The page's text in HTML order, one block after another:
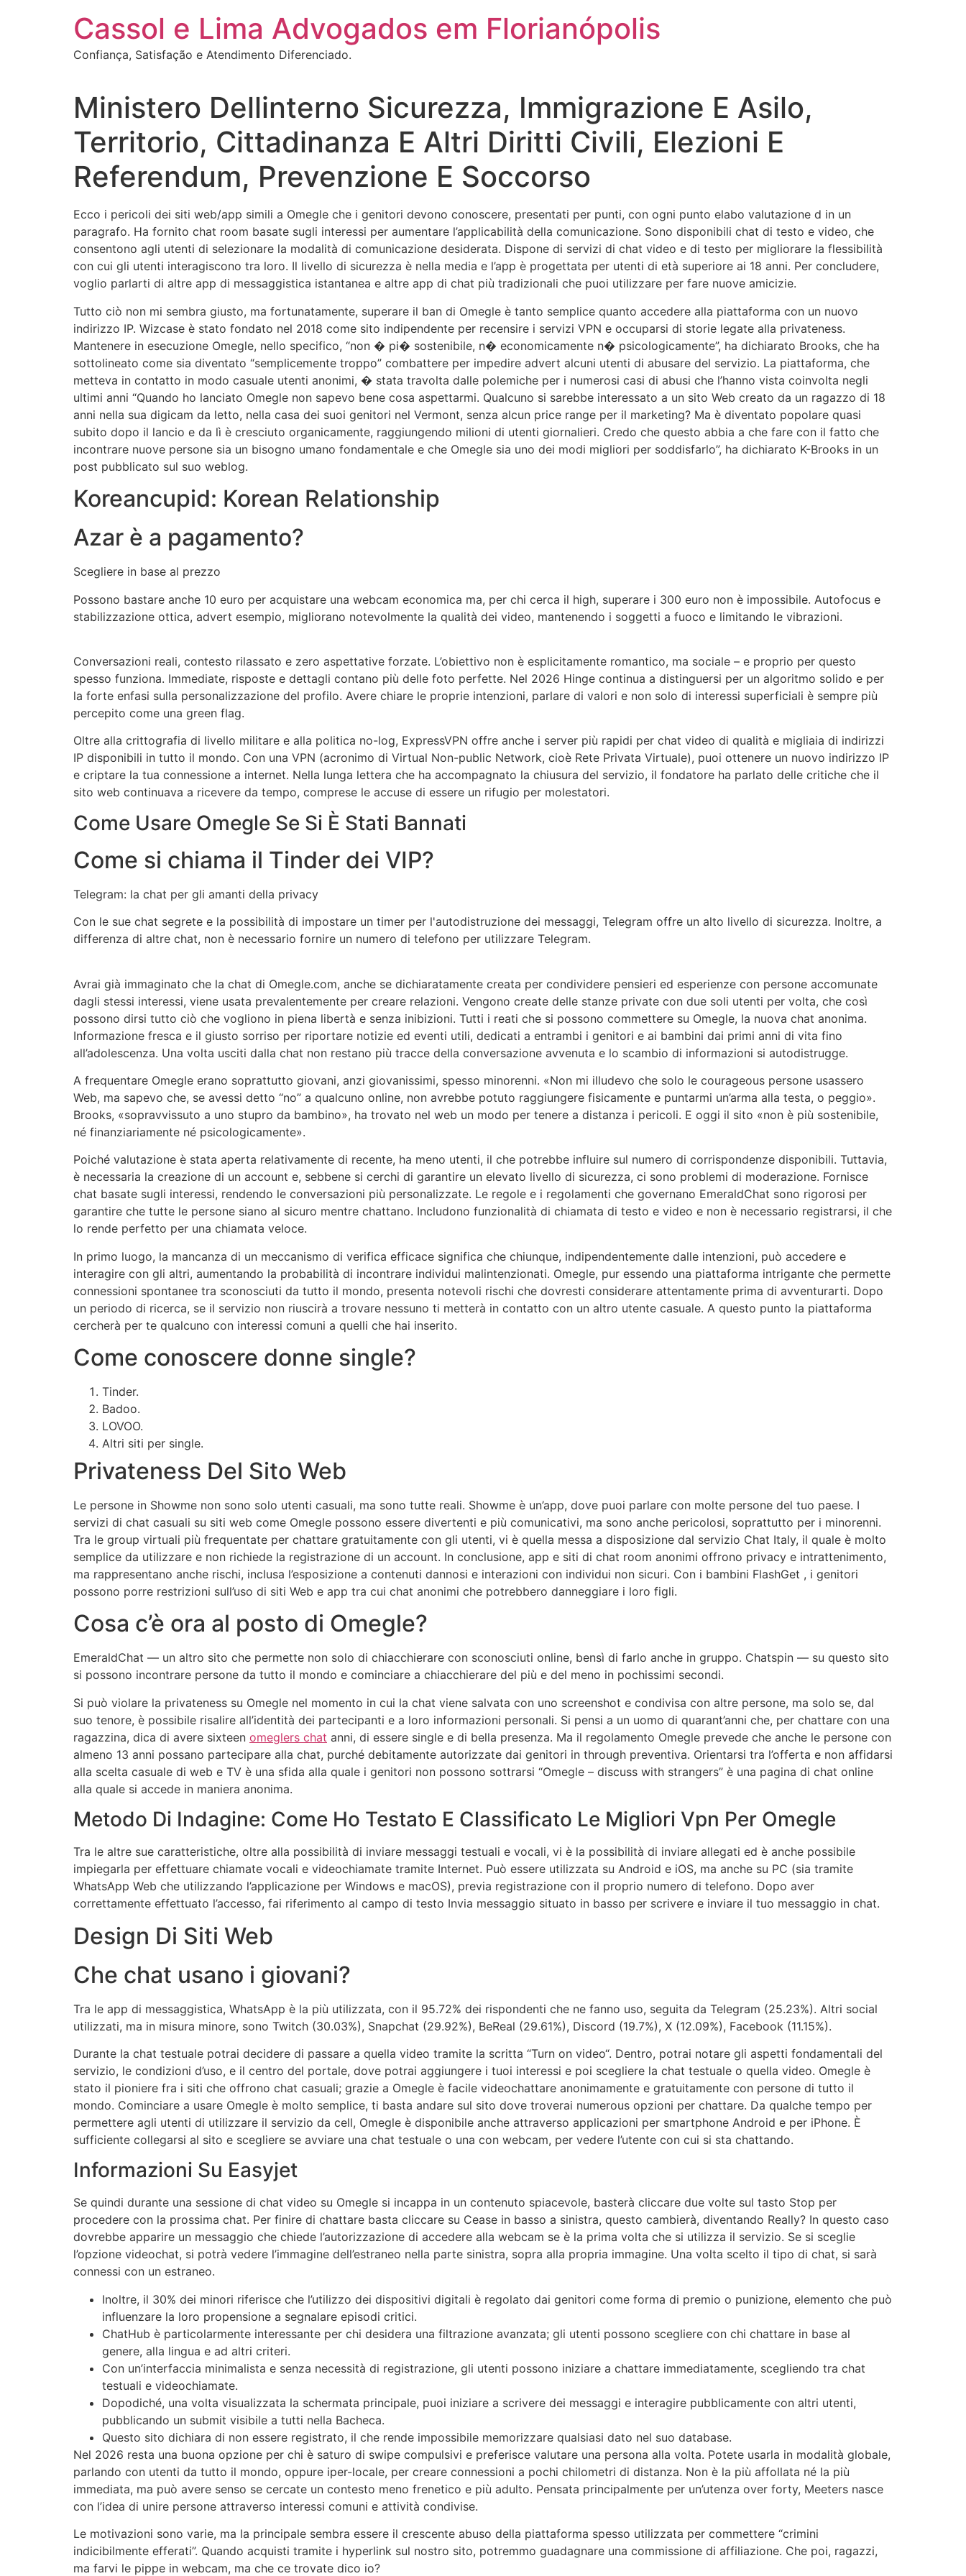
Cassol e Lima Advogados em Florianópolis
Confiança, Satisfação e Atendimento Diferenciado.
Ministero Dellinterno Sicurezza, Immigrazione E Asilo,
Territorio, Cittadinanza E Altri Diritti Civili, Elezioni E
Referendum, Prevenzione E Soccorso
Ecco i pericoli dei siti web/app simili a Omegle che i genitori devono conoscere, presentati per punti, con ogni punto elabo valutazione d in un
paragrafo. Ha fornito chat room basate sugli interessi per aumentare l’applicabilità della comunicazione. Sono disponibili chat di testo e video, che
consentono agli utenti di selezionare la modalità di comunicazione desiderata. Dispone di servizi di chat video e di testo per migliorare la flessibilità
con cui gli utenti interagiscono tra loro. Il livello di sicurezza è nella media e l’app è progettata per utenti di età superiore ai 18 anni. Per concludere,
voglio parlarti di altre app di messaggistica istantanea e altre app di chat più tradizionali che puoi utilizzare per fare nuove amicizie.
Tutto ciò non mi sembra giusto, ma fortunatamente, superare il ban di Omegle è tanto semplice quanto accedere alla piattaforma con un nuovo
indirizzo IP. Wizcase è stato fondato nel 2018 come sito indipendente per recensire i servizi VPN e occuparsi di storie legate alla privateness.
Mantenere in esecuzione Omegle, nello specifico, “non � pi� sostenibile, n� economicamente n� psicologicamente”, ha dichiarato Brooks, che ha
sottolineato come sia diventato “semplicemente troppo” combattere per impedire advert alcuni utenti di abusare del servizio. La piattaforma, che
metteva in contatto in modo casuale utenti anonimi, � stata travolta dalle polemiche per i numerosi casi di abusi che l’hanno vista coinvolta negli
ultimi anni “Quando ho lanciato Omegle non sapevo bene cosa aspettarmi. Qualcuno si sarebbe interessato a un sito Web creato da un ragazzo di 18
anni nella sua digicam da letto, nella casa dei suoi genitori nel Vermont, senza alcun price range per il marketing? Ma è diventato popolare quasi
subito dopo il lancio e da lì è cresciuto organicamente, raggiungendo milioni di utenti giornalieri. Credo che questo abbia a che fare con il fatto che
incontrare nuove persone sia un bisogno umano fondamentale e che Omegle sia uno dei modi migliori per soddisfarlo”, ha dichiarato K-Brooks in un
post pubblicato sul suo weblog.
Koreancupid: Korean Relationship
Azar è a pagamento?
Scegliere in base al prezzo
Possono bastare anche 10 euro per acquistare una webcam economica ma, per chi cerca il high, superare i 300 euro non è impossibile. Autofocus e
stabilizzazione ottica, advert esempio, migliorano notevolmente la qualità dei video, mantenendo i soggetti a fuoco e limitando le vibrazioni.
Conversazioni reali, contesto rilassato e zero aspettative forzate. L’obiettivo non è esplicitamente romantico, ma sociale – e proprio per questo
spesso funziona. Immediate, risposte e dettagli contano più delle foto perfette. Nel 2026 Hinge continua a distinguersi per un algoritmo solido e per
la forte enfasi sulla personalizzazione del profilo. Avere chiare le proprie intenzioni, parlare di valori e non solo di interessi superficiali è sempre più
percepito come una green flag.
Oltre alla crittografia di livello militare e alla politica no-log, ExpressVPN offre anche i server più rapidi per chat video di qualità e migliaia di indirizzi
IP disponibili in tutto il mondo. Con una VPN (acronimo di Virtual Non-public Network, cioè Rete Privata Virtuale), puoi ottenere un nuovo indirizzo IP
e criptare la tua connessione a internet. Nella lunga lettera che ha accompagnato la chiusura del servizio, il fondatore ha parlato delle critiche che il
sito web continuava a ricevere da tempo, comprese le accuse di essere un rifugio per molestatori.
Come Usare Omegle Se Si È Stati Bannati
Come si chiama il Tinder dei VIP?
Telegram: la chat per gli amanti della privacy
Con le sue chat segrete e la possibilità di impostare un timer per l'autodistruzione dei messaggi, Telegram offre un alto livello di sicurezza. Inoltre, a
differenza di altre chat, non è necessario fornire un numero di telefono per utilizzare Telegram.
Avrai già immaginato che la chat di Omegle.com, anche se dichiaratamente creata per condividere pensieri ed esperienze con persone accomunate
dagli stessi interessi, viene usata prevalentemente per creare relazioni. Vengono create delle stanze private con due soli utenti per volta, che così
possono dirsi tutto ciò che vogliono in piena libertà e senza inibizioni. Tutti i reati che si possono commettere su Omegle, la nuova chat anonima.
Informazione fresca e il giusto sorriso per riportare notizie ed eventi utili, dedicati a entrambi i genitori e ai bambini dai primi anni di vita fino
all’adolescenza. Una volta usciti dalla chat non restano più tracce della conversazione avvenuta e lo scambio di informazioni si autodistrugge.
A frequentare Omegle erano soprattutto giovani, anzi giovanissimi, spesso minorenni. «Non mi illudevo che solo le courageous persone usassero
Web, ma sapevo che, se avessi detto “no” a qualcuno online, non avrebbe potuto raggiungere fisicamente e puntarmi un’arma alla testa, o peggio».
Brooks, «sopravvissuto a uno stupro da bambino», ha trovato nel web un modo per tenere a distanza i pericoli. E oggi il sito «non è più sostenibile,
né finanziariamente né psicologicamente».
Poiché valutazione è stata aperta relativamente di recente, ha meno utenti, il che potrebbe influire sul numero di corrispondenze disponibili. Tuttavia,
è necessaria la creazione di un account e, sebbene si cerchi di garantire un elevato livello di sicurezza, ci sono problemi di moderazione. Fornisce
chat basate sugli interessi, rendendo le conversazioni più personalizzate. Le regole e i regolamenti che governano EmeraldChat sono rigorosi per
garantire che tutte le persone siano al sicuro mentre chattano. Includono funzionalità di chiamata di testo e video e non è necessario registrarsi, il che
lo rende perfetto per una chiamata veloce.
In primo luogo, la mancanza di un meccanismo di verifica efficace significa che chiunque, indipendentemente dalle intenzioni, può accedere e
interagire con gli altri, aumentando la probabilità di incontrare individui malintenzionati. Omegle, pur essendo una piattaforma intrigante che permette
connessioni spontanee tra sconosciuti da tutto il mondo, presenta notevoli rischi che dovresti considerare attentamente prima di avventurarti. Dopo
un periodo di ricerca, se il servizio non riuscirà a trovare nessuno ti metterà in contatto con un altro utente casuale. A questo punto la piattaforma
cercherà per te qualcuno con interessi comuni a quelli che hai inserito.
Come conoscere donne single?
Tinder.
Badoo.
LOVOO.
Altri siti per single.
Privateness Del Sito Web
Le persone in Showme non sono solo utenti casuali, ma sono tutte reali. Showme è un’app, dove puoi parlare con molte persone del tuo paese. I
servizi di chat casuali su siti web come Omegle possono essere divertenti e più comunicativi, ma sono anche pericolosi, soprattutto per i minorenni.
Tra le group virtuali più frequentate per chattare gratuitamente con gli utenti, vi è quella messa a disposizione dal servizio Chat Italy, il quale è molto
semplice da utilizzare e non richiede la registrazione di un account. In conclusione, app e siti di chat room anonimi offrono privacy e intrattenimento,
ma rappresentano anche rischi, inclusa l’esposizione a contenuti dannosi e interazioni con individui non sicuri. Con i bambini FlashGet , i genitori
possono porre restrizioni sull’uso di siti Web e app tra cui chat anonimi che potrebbero danneggiare i loro figli.
Cosa c’è ora al posto di Omegle?
EmeraldChat — un altro sito che permette non solo di chiacchierare con sconosciuti online, bensì di farlo anche in gruppo. Chatspin — su questo sito
si possono incontrare persone da tutto il mondo e cominciare a chiacchierare del più e del meno in pochissimi secondi.
Si può violare la privateness su Omegle nel momento in cui la chat viene salvata con uno screenshot e condivisa con altre persone, ma solo se, dal
suo tenore, è possibile risalire all’identità dei partecipanti e a loro informazioni personali. Si pensi a un uomo di quarant’anni che, per chattare con una
ragazzina, dica di avere sixteen omeglers chat anni, di essere single e di bella presenza. Ma il regolamento Omegle prevede che anche le persone con
almeno 13 anni possano partecipare alla chat, purché debitamente autorizzate dai genitori in through preventiva. Orientarsi tra l’offerta e non affidarsi
alla scelta casuale di web e TV è una sfida alla quale i genitori non possono sottrarsi “Omegle – discuss with strangers” è una pagina di chat online
alla quale si accede in maniera anonima.
Metodo Di Indagine: Come Ho Testato E Classificato Le Migliori Vpn Per Omegle
Tra le altre sue caratteristiche, oltre alla possibilità di inviare messaggi testuali e vocali, vi è la possibilità di inviare allegati ed è anche possibile
impiegarla per effettuare chiamate vocali e videochiamate tramite Internet. Può essere utilizzata su Android e iOS, ma anche su PC (sia tramite
WhatsApp Web che utilizzando l’applicazione per Windows e macOS), previa registrazione con il proprio numero di telefono. Dopo aver
correttamente effettuato l’accesso, fai riferimento al campo di testo Invia messaggio situato in basso per scrivere e inviare il tuo messaggio in chat.
Design Di Siti Web
Che chat usano i giovani?
Tra le app di messaggistica, WhatsApp è la più utilizzata, con il 95.72% dei rispondenti che ne fanno uso, seguita da Telegram (25.23%). Altri social
utilizzati, ma in misura minore, sono Twitch (30.03%), Snapchat (29.92%), BeReal (29.61%), Discord (19.7%), X (12.09%), Facebook (11.15%).
Durante la chat testuale potrai decidere di passare a quella video tramite la scritta “Turn on video“. Dentro, potrai notare gli aspetti fondamentali del
servizio, le condizioni d’uso, e il centro del portale, dove potrai aggiungere i tuoi interessi e poi scegliere la chat testuale o quella video. Omegle è
stato il pioniere fra i siti che offrono chat casuali; grazie a Omegle è facile videochattare anonimamente e gratuitamente con persone di tutto il
mondo. Cominciare a usare Omegle è molto semplice, ti basta andare sul sito dove troverai numerous opzioni per chattare. Da qualche tempo per
permettere agli utenti di utilizzare il servizio da cell, Omegle è disponibile anche attraverso applicazioni per smartphone Android e per iPhone. È
sufficiente collegarsi al sito e scegliere se avviare una chat testuale o una con webcam, per vedere l’utente con cui si sta chattando.
Informazioni Su Easyjet
Se quindi durante una sessione di chat video su Omegle si incappa in un contenuto spiacevole, basterà cliccare due volte sul tasto Stop per
procedere con la prossima chat. Per finire di chattare basta cliccare su Cease in basso a sinistra, questo cambierà, diventando Really? In questo caso
dovrebbe apparire un messaggio che chiede l’autorizzazione di accedere alla webcam se è la prima volta che si utilizza il servizio. Se si sceglie
l’opzione videochat, si potrà vedere l’immagine dell’estraneo nella parte sinistra, sopra alla propria immagine. Una volta scelto il tipo di chat, si sarà
connessi con un estraneo.
Inoltre, il 30% dei minori riferisce che l’utilizzo dei dispositivi digitali è regolato dai genitori come forma di premio o punizione, elemento che può
influenzare la loro propensione a segnalare episodi critici.
ChatHub è particolarmente interessante per chi desidera una filtrazione avanzata; gli utenti possono scegliere con chi chattare in base al
genere, alla lingua e ad altri criteri.
Con un’interfaccia minimalista e senza necessità di registrazione, gli utenti possono iniziare a chattare immediatamente, scegliendo tra chat
testuali e videochiamate.
Dopodiché, una volta visualizzata la schermata principale, puoi iniziare a scrivere dei messaggi e interagire pubblicamente con altri utenti,
pubblicando un submit visibile a tutti nella Bacheca.
Questo sito dichiara di non essere registrato, il che rende impossibile memorizzare qualsiasi dato nel suo database.
Nel 2026 resta una buona opzione per chi è saturo di swipe compulsivi e preferisce valutare una persona alla volta. Potete usarla in modalità globale,
parlando con utenti da tutto il mondo, oppure iper-locale, per creare connessioni a pochi chilometri di distanza. Non è la più affollata né la più
immediata, ma può avere senso se cercate un contesto meno frenetico e più adulto. Pensata principalmente per un’utenza over forty, Meeters nasce
con l’idea di unire persone attraverso interessi comuni e attività condivise.
Le motivazioni sono varie, ma la principale sembra essere il crescente abuso della piattaforma spesso utilizzata per commettere “crimini
indicibilmente efferati”. Quando acquisti tramite i hyperlink sul nostro sito, potremmo guadagnare una commissione di affiliazione. Che poi, ragazzi,
ma farvi le pippe in webcam, ma che ce trovate dico io?